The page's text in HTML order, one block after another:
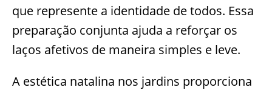
que represente a identidade de todos. Essa
preparação conjunta ajuda a reforçar os
laços afetivos de maneira simples e leve.
A estética natalina nos jardins proporciona